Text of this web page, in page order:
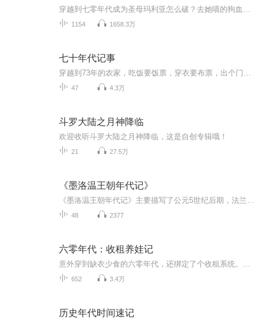
1154 1658.3万
七十年代记事
47 4.3万
斗罗大陆之月神降临
欢迎收听斗罗大陆之月神降临，这是自创专辑哦！
21 27.5万
《墨洛温王朝年代记》
48 2377
六零年代：收租养娃记
652 3.4万
历史年代时间速记